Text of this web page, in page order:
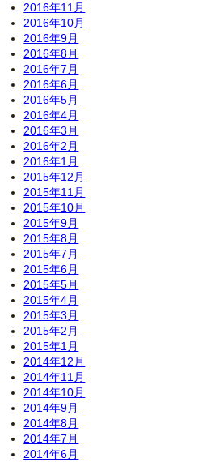
2016年11月
2016年10月
2016年9月
2016年8月
2016年7月
2016年6月
2016年5月
2016年4月
2016年3月
2016年2月
2016年1月
2015年12月
2015年11月
2015年10月
2015年9月
2015年8月
2015年7月
2015年6月
2015年5月
2015年4月
2015年3月
2015年2月
2015年1月
2014年12月
2014年11月
2014年10月
2014年9月
2014年8月
2014年7月
2014年6月